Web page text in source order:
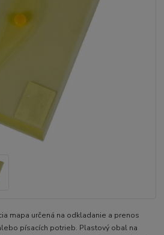
mapa určená na odkladanie a prenos
písacích potrieb. Plastový obal na